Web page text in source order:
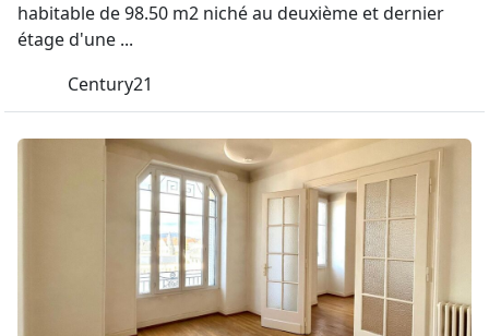
habitable de 98.50 m2 niché au deuxième et dernier
étage d'une ...
Century21